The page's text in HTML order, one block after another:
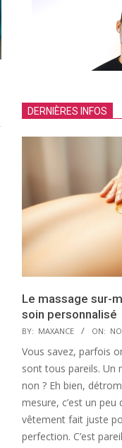
DERNIÈRES INFOS
Le massage sur-
soin personnalisé
BY: MAXANCE ON:
Vous savez, parfois
sont tous pareils. Un
non ? Eh bien,
mesure, c’est un
vêtement fait juste
perfection. C’est